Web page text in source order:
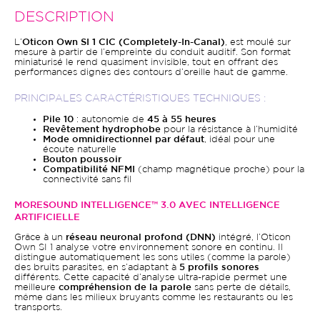
DESCRIPTION
L’Oticon Own SI 1 CIC (Completely-In-Canal) , est moulé sur
mesure à partir de l’empreinte du conduit auditif. Son format
miniaturisé le rend quasiment invisible, tout en offrant des
performances dignes des contours d’oreille haut de gamme.
PRINCIPALES CARACTÉRISTIQUES TECHNIQUES :
Pile 10 : autonomie de 45 à 55 heures
Revêtement hydrophobe pour la résistance à l’humidité
Mode omnidirectionnel par défaut , idéal pour une
écoute naturelle
Bouton poussoir
Compatibilité NFMI
(champ magnétique proche) pour la
connectivité sans fil
MORESOUND INTELLIGENCE™ 3.0 AVEC INTELLIGENCE
ARTIFICIELLE
Grâce à un réseau neuronal profond (DNN) intégré, l’Oticon
Own SI 1 analyse votre environnement sonore en continu. Il
distingue automatiquement les sons utiles (comme la parole)
des bruits parasites, en s’adaptant à 5 profils sonores
différents. Cette capacité d’analyse ultra-rapide permet une
meilleure compréhension de la parole sans perte de détails,
même dans les milieux bruyants comme les restaurants ou les
transports.